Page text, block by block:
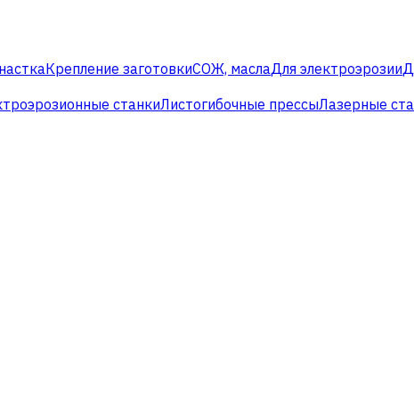
Крепление заготовкиСОЖ, маслаДля электроэрозии
станкиЛистогибочные прессыЛазерные